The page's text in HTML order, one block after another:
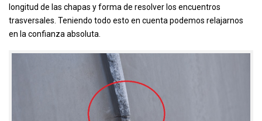
longitud de las chapas y forma de resolver los encuentros
trasversales. Teniendo todo esto en cuenta podemos relajarnos
en la confianza absoluta.